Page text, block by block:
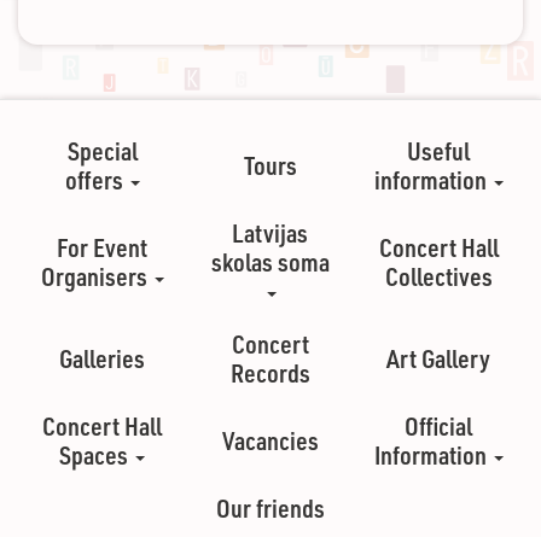
Special
offers
Tours
Useful
information
For Event
Organisers
Latvijas
skolas soma
Concert Hall
Collectives
Galleries
Concert
Records
Art Gallery
Concert Hall
Spaces
Vacancies
Official
Information
Our friends